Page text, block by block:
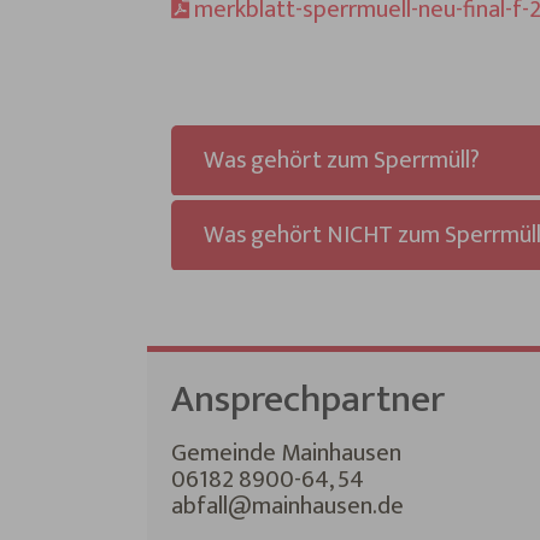
merkblatt-sperrmuell-neu-final-f-
Was gehört zum Sperrmüll?
Was gehört NICHT zum
Ansprechpartner
Gemeinde Mainhausen
06182 8900-64, 54
abfall@mainhausen.de